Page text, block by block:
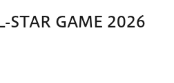
STAR GAME 2026